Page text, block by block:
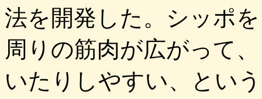
法を開発した。シッポ
周りの筋肉が広がって
いたりしやすい、とい